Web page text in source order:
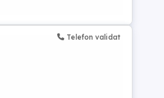
Telefon validat